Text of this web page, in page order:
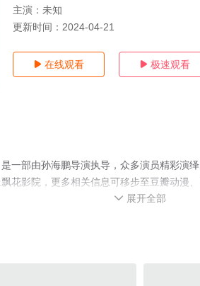
主演： 未知
更新时间： 2024-04-21
 在线观看  极速观看
一部由孙海鹏导演执导，众多演员精彩演
花影院，更多相关信息可移步至豆瓣动漫
 展开全部